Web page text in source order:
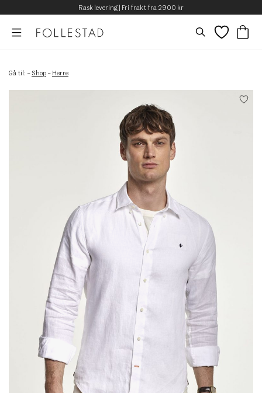
Rask levering | Fri frakt fra 2900 kr
Gå til: – Shop – Herre